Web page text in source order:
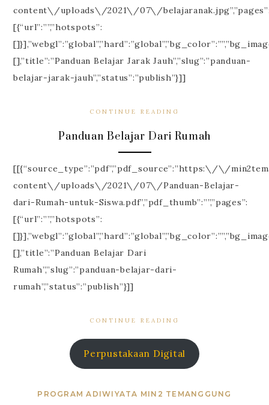
content\/uploads\/2021\/07\/
[{“url”:””,”hotspots”:
[],”title”:”Panduan Belajar Jarak Jauh”,”slug”:”panduan-
belajar-jarak-jauh”,”status”:”publish”}]]
CONTINUE READING
Panduan Belajar Dari Rumah
[[{“source_type”:”pdf”,”pdf_source”:”https:\/\/
content\/uploads\/2021\/07\/Panduan-Belajar-
dari-Rumah-untuk-Siswa.pdf”,”pdf_thumb”:””,”pages”:
[{“url”:””,”hotspots”:
[],”title”:”Panduan Belajar Dari
Rumah”,”slug”:”panduan-belajar-dari-
rumah”,”status”:”publish”}]]
CONTINUE READING
Perpustakaan Digital
PROGRAM ADIWIYATA MIN2 TEMANGGUNG